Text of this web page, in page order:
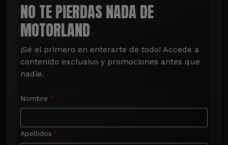
NO TE PIERDAS NADA DE
MOTORLAND
¡Sé el primero en enterarte de todo! Accede a
contenido exclusivo y promociones antes que
nadie.
Nombre
Apellidos